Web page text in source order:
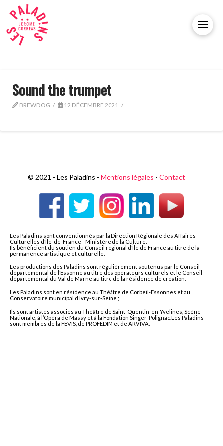
Sound the trumpet
BREWDOG 12 DÉCEMBRE 2021
© 2021 - Les Paladins - Mentions légales - Contact
Les Paladins sont conventionnés par la Direction Régionale des Affaires
Culturelles d’Île-de-France - Ministère de la Culture.
Ils bénéficient du soutien du Conseil régional d’Île de France au titre de la
permanence artistique et culturelle.
Les productions des Paladins sont régulièrement soutenus par le Conseil
départemental de l’Essonne au titre des opérateurs culturels et le Conseil
départemental du Val de Marne au titre de la résidence de création.
Les Paladins sont en résidence au Théâtre de Corbeil-Essonnes et au
Conservatoire municipal d’Ivry-sur-Seine ;
Ils sont artistes associés au Théâtre de Saint-Quentin-en-Yvelines, Scène
Nationale, à l’Opéra de Massy et à la Fondation Singer-Polignac.Les Paladins
sont membres de la FEVIS, de PROFEDIM et de ARVIVA.